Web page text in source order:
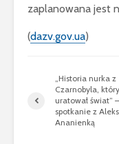
zaplanowana jest
(dazv.gov.ua)
„Historia nurka z
Czarnobyla, który
uratował świat” –
spotkanie z
Ananienką